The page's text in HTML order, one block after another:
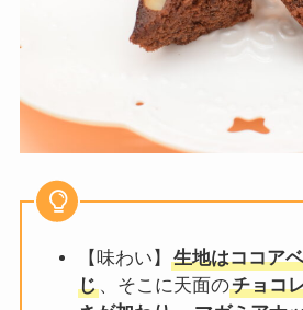
【味わい】
生地はココア
じ、そこに天面のチョコ